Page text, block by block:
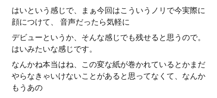
はいという感じで、まぁ今回はこういうノリで今実際に
顔につけて、 音声だったら気軽に
デビューというか、そんな感じでも残せると思うので。
はいみたいな感じです。
なんかね本当はね、この変な紙が巻かれているとかまだ
やらなきゃいけないことがあると思ってなくて、なんか
もうあの